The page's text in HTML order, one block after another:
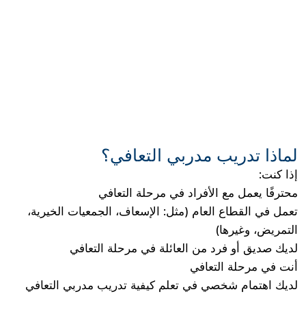
لماذا تدريب مدربي التعافي؟
إذا كنت:
محترفًا يعمل مع الأفراد في مرحلة التعافي
تعمل في القطاع العام (مثل: الإسعاف، الجمعيات الخيرية،
التمريض، وغيرها)
لديك صديق أو فرد من العائلة في مرحلة التعافي
أنت في مرحلة التعافي
لديك اهتمام شخصي في تعلم كيفية تدريب مدربي التعافي